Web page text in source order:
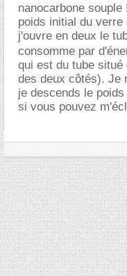
nanocarbone souple
poids initial du verre
j'ouvre en deux le
consomme par
qui est du tube
des deux côtés). Je
je descends le
si vous pouvez